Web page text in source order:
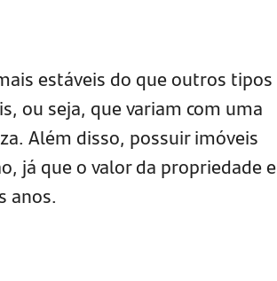
estáveis do que outros tipos
ou seja, que variam com uma
Além disso, possuir imóveis
já que o valor da propriedade e
anos.